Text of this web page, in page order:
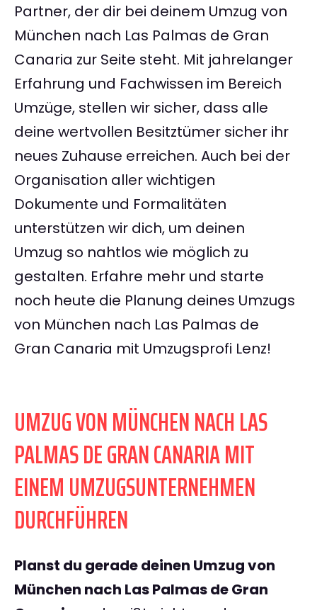
Partner, der dir bei deinem Umzug von
München nach Las Palmas de Gran
Canaria zur Seite steht. Mit jahrelanger
Erfahrung und Fachwissen im Bereich
Umzüge, stellen wir sicher, dass alle
deine wertvollen Besitztümer sicher ihr
neues Zuhause erreichen. Auch bei der
Organisation aller wichtigen
Dokumente und Formalitäten
unterstützen wir dich, um deinen
Umzug so nahtlos wie möglich zu
gestalten. Erfahre mehr und starte
noch heute die Planung deines Umzugs
von München nach Las Palmas de
Gran Canaria mit Umzugsprofi Lenz!
UMZUG VON MÜNCHEN NACH LAS
PALMAS DE GRAN CANARIA MIT
EINEM UMZUGSUNTERNEHMEN
DURCHFÜHREN
Planst du gerade deinen Umzug von
München nach Las Palmas de Gran